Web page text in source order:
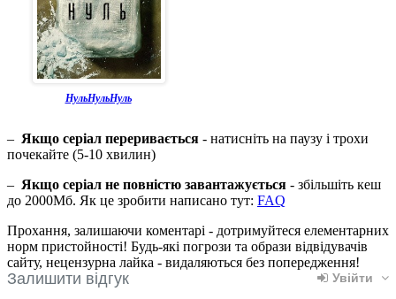
НульНульНуль
– Якщо серіал переривається - натисніть на паузу і трохи
почекайте (5-10 хвилин)
– Якщо серіал не повністю завантажується - збільшіть кеш
до 2000Мб. Як це зробити написано тут: FAQ
Прохання, залишаючи коментарі - дотримуйтеся елементарних
норм пристойності! Будь-які погрози та образи відвідувачів
сайту, нецензурна лайка - видаляються без попередження!